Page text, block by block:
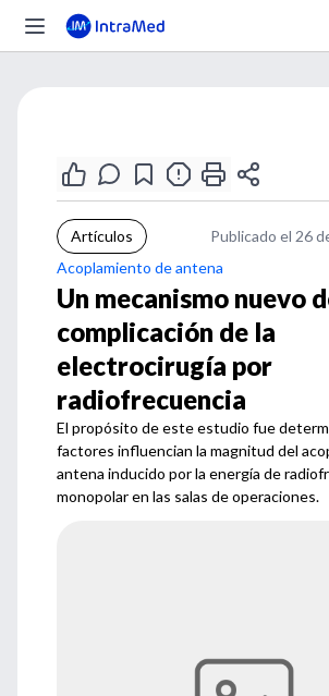
Artículos
Publicado el 26
Acoplamiento de antena
Un mecanismo nuevo
complicación de la
electrocirugía por
radiofrecuencia
El propósito de este estudio fue
factores influencian la magnitud del
antena inducido por la energía de
monopolar en las salas de operaciones.